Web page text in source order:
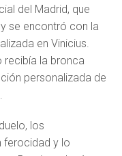
del Madrid, que
se encontró con la
en Vinicius.
recibía la bronca
personalizada de
los
ferocidad y lo